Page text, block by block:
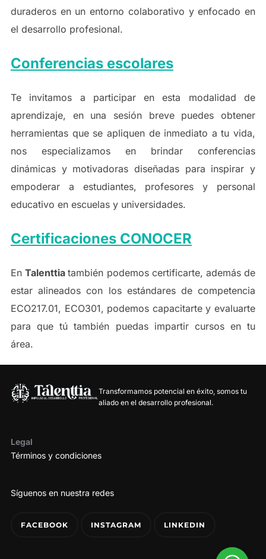
duraderos en un entorno colaborativo y enfocado en
el desarrollo profesional.
Conferencias escolares
Te invitamos a participar en esta modalidad de
aprendizaje, en una sesión breve puedes obtener
herramientas que se apliquen de inmediato a tu vida,
nos especializamos en brindar conferencias
dinámicas y motivadoras diseñadas para inspirar y
empoderar a estudiantes, profesores y personal
educativo en escuelas y universidades.
Certificaciones CONOCER
EnTalenttiatambién podemos certificarte, además de
estar alineados con los estándares de competencia
ECO217.01, ECO301, podemos capacitarte y evaluarte
para que tú también puedas impartir cursos en tu
área.
Transformamos potencial en éxito, somos tu
aliado en el desarrollo profesional.
Legal
Términos y condiciones
Síguenos en nuestra redes
FACEBOOK INSTAGRAM LINKEDIN